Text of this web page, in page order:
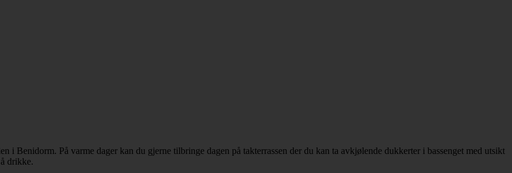
i Benidorm. På varme dager kan du gjerne tilbringe dagen på takterrassen der du kan ta avkjølende dukkerter i bassenget med utsikt
drikke.